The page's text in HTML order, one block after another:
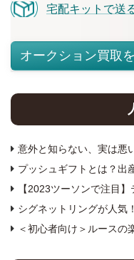
宅配キットで送
オークション買取
意外と知らない、実は悪
プッシュギフトとは？出
【2023ツーソンで注目
シグネットリングが人気
＜初心者向け＞ルースの